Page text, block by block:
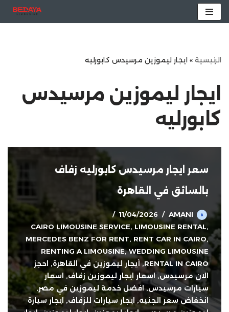
الرئيسية » ايجار ليموزين مرسيدس كابورليه
ايجار ليموزين مرسيدس
كابورليه
سعر ايجار مرسيدس كابورليه زفاف
بالسائق في القاهرة
AMANI
11/04/2026
CAIRO LIMOUSINE SERVICE, LIMOUSINE RENTAL,
MERCEDES BENZ FOR RENT, RENT CAR IN CAIRO,
RENTING A LIMOUSINE,WEDDING LIMOUSINE
RENTAL IN CAIRO
,أيجار ليموزين في القاهرة, احجز
الان مرسيدس,اسعار ايجار ليموزين زفاف,
اسعار
سيارات مرسيدس,افضل خدمة ليموزين في مصر,
انخفاض سعر الجنيه, ايجار سيارات للزفاف, ايجار سيارة